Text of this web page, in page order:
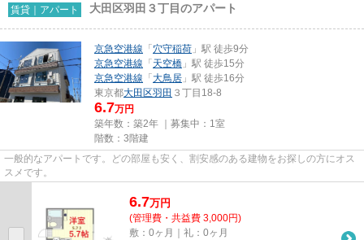
賃貸｜アパート 大田区羽田３丁目のアパート
京急空港線 「 穴守稲荷 」駅 徒歩9分
京急空港線 「 天空橋 」駅 徒歩15分
京急空港線 「 大鳥居 」駅 徒歩16分
東京都大田区羽田 ３丁目18-8
6.7万円
築年数：築2年 ｜募集中： 1室
階数：3階建
一般的なアパートです。どの部屋も安く、割安感のある建物をお探しの方にオス
スメです。
6.7万円
(管理費・共益費 3,000円)
敷：0ヶ月｜礼：0ヶ月